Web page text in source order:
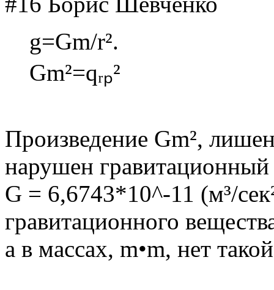
g=Gm/r².
Gm²=qᵣₚ²
Произведение Gm²,
нарушен гравитационный
G = 6,6743*10^-11 (м³/
гравитационного
а в массах, m•m, нет